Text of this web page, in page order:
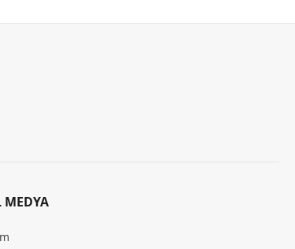
MEDYA